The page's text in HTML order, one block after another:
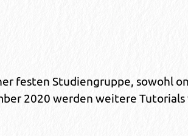
festen Studiengruppe, sowohl
2020 werden weitere